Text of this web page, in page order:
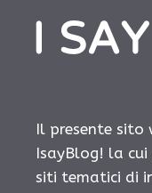
Il presente sito
IsayBlog! la
siti tematici di